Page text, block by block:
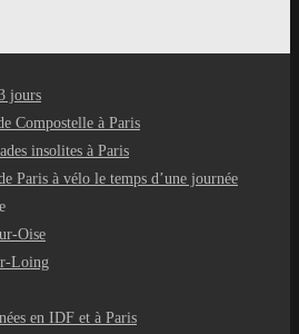
jours
Compostelle à Paris
insolites à Paris
Paris à vélo le temps d’une journée
Oise
Loing
en IDF et à Paris